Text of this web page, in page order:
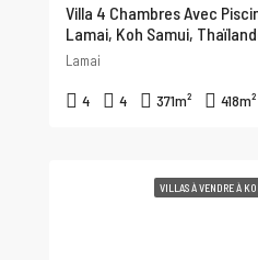
Villa 4 Chambres Avec
Lamai, Koh Samui,
Lamai
4 4 371m² 418m²
VILLAS À VENDRE À